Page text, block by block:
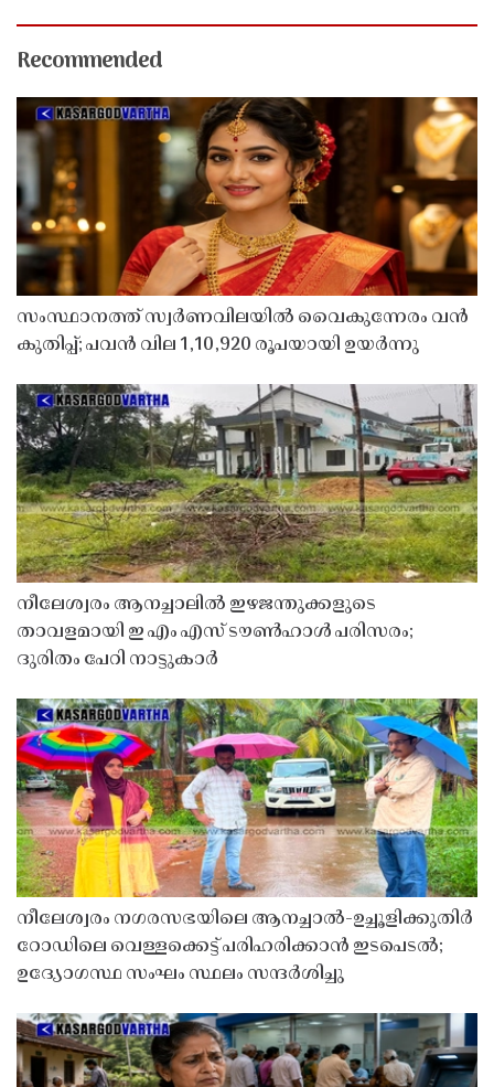
Recommended
സംസ്ഥാനത്ത് സ്വർണവിലയിൽ വൈകുന്നേരം വൻ
കുതിപ്പ്; പവൻ വില 1,10,920 രൂപയായി ഉയർന്നു
നീലേശ്വരം ആനച്ചാലിൽ ഇഴജന്തുക്കളുടെ
താവളമായി ഇ എം എസ് ടൗൺഹാൾ പരിസരം;
ദുരിതം പേറി നാട്ടുകാർ
നീലേശ്വരം നഗരസഭയിലെ ആനച്ചാൽ-ഉച്ചൂളിക്കുതിർ
റോഡിലെ വെള്ളക്കെട്ട് പരിഹരിക്കാൻ ഇടപെടൽ;
ഉദ്യോഗസ്ഥ സംഘം സ്ഥലം സന്ദർശിച്ചു